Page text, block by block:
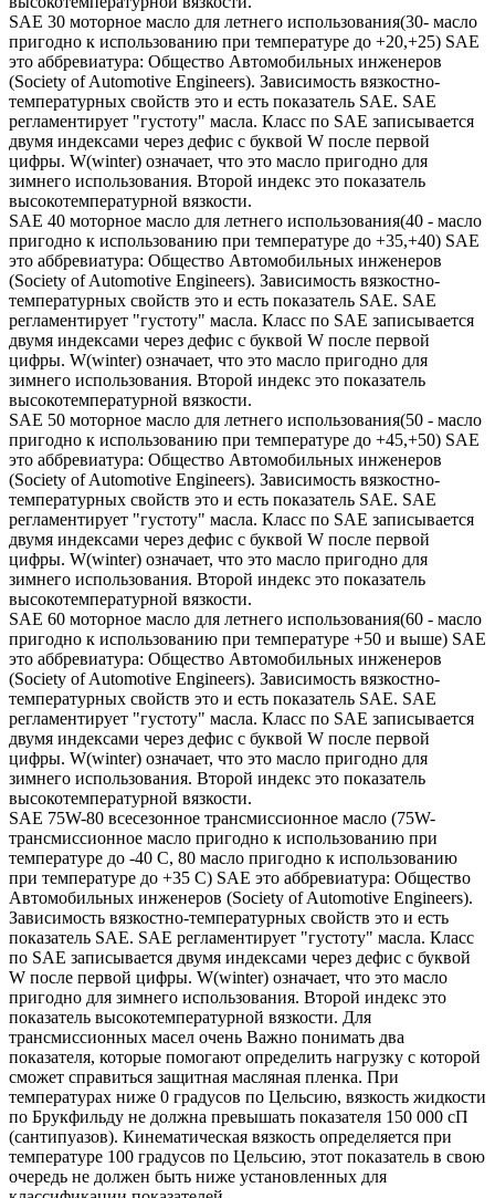
SAE 30 моторное масло для летнего использования(30- масло
пригодно к использованию при температуре до +20,+25) SAE
это аббревиатура: Общество Автомобильных инженеров
(Society of Automotive Engineers). Зависимость вязкостно-
температурных свойств это и есть показатель SAE. SAE
регламентирует "густоту" масла. Класс по SAE записывается
двумя индексами через дефис с буквой W после первой
цифры. W(winter) означает, что это масло пригодно для
зимнего использования. Второй индекс это показатель
высокотемпературной вязкости.
SAE 40 моторное масло для летнего использования(40 - масло
пригодно к использованию при температуре до +35,+40) SAE
это аббревиатура: Общество Автомобильных инженеров
(Society of Automotive Engineers). Зависимость вязкостно-
температурных свойств это и есть показатель SAE. SAE
регламентирует "густоту" масла. Класс по SAE записывается
двумя индексами через дефис с буквой W после первой
цифры. W(winter) означает, что это масло пригодно для
зимнего использования. Второй индекс это показатель
высокотемпературной вязкости.
SAE 50 моторное масло для летнего использования(50 - масло
пригодно к использованию при температуре до +45,+50) SAE
это аббревиатура: Общество Автомобильных инженеров
(Society of Automotive Engineers). Зависимость вязкостно-
температурных свойств это и есть показатель SAE. SAE
регламентирует "густоту" масла. Класс по SAE записывается
двумя индексами через дефис с буквой W после первой
цифры. W(winter) означает, что это масло пригодно для
зимнего использования. Второй индекс это показатель
высокотемпературной вязкости.
SAE 60 моторное масло для летнего использования(60 - масло
пригодно к использованию при температуре +50 и выше) SAE
это аббревиатура: Общество Автомобильных инженеров
(Society of Automotive Engineers). Зависимость вязкостно-
температурных свойств это и есть показатель SAE. SAE
регламентирует "густоту" масла. Класс по SAE записывается
двумя индексами через дефис с буквой W после первой
цифры. W(winter) означает, что это масло пригодно для
зимнего использования. Второй индекс это показатель
высокотемпературной вязкости.
SAE 75W-80 всесезонное трансмиссионное масло (75W-
трансмиссионное масло пригодно к использованию при
температуре до -40 С, 80 масло пригодно к использованию
при температуре до +35 С) SAE это аббревиатура: Общество
Автомобильных инженеров (Society of Automotive Engineers).
Зависимость вязкостно-температурных свойств это и есть
показатель SAE. SAE регламентирует "густоту" масла. Класс
по SAE записывается двумя индексами через дефис с буквой
W после первой цифры. W(winter) означает, что это масло
пригодно для зимнего использования. Второй индекс это
показатель высокотемпературной вязкости. Для
трансмиссионных масел очень Важно понимать два
показателя, которые помогают определить нагрузку с которой
сможет справиться защитная масляная пленка. При
температурах ниже 0 градусов по Цельсию, вязкость жидкости
по Брукфильду не должна превышать показателя 150 000 сП
(сантипуазов). Кинематическая вязкость определяется при
температуре 100 градусов по Цельсию, этот показатель в свою
очередь не должен быть ниже установленных для